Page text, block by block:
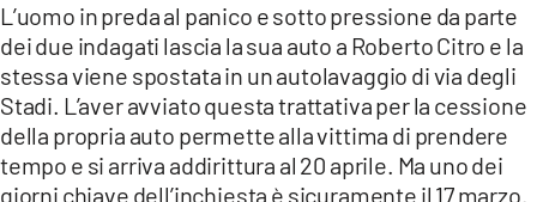
L’uomo in preda al panico e sotto pressione da parte
dei due indagati lascia la sua auto a Roberto Citro e la
stessa viene spostata in un autolavaggio di via degli
Stadi. L’aver avviato questa trattativa per la cessione
della propria auto permette alla vittima di prendere
tempo e si arriva addirittura al 20 aprile. Ma uno dei
giorni chiave dell’inchiesta è sicuramente il 17 marzo.